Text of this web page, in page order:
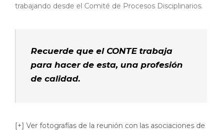
trabajando desde el Comité de Procesos Disciplinarios.
Recuerde que el CONTE trabaja
para hacer de esta, una profesión
de calidad.
[+] Ver fotografías de la reunión con las asociaciones de